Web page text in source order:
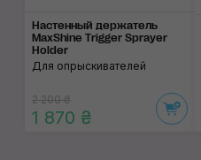
Настенный держатель
MaxShine Trigger Sprayer
Holder
Для опрыскивателей
2 200 ₴
1 870 ₴